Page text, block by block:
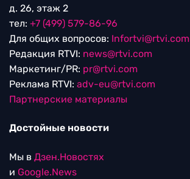
д. 26, этаж 2
тел: +7 (499) 579-86-96
Для общих вопросов: Infortvi@rtvi.com
Редакция RTVI: news@rtvi.com
Маркетинг/PR: pr@rtvi.com
Реклама RTVI: adv-eu@rtvi.com
Партнерские материалы
Достойные новости
Мы в Дзен.Новостях
и Google.News